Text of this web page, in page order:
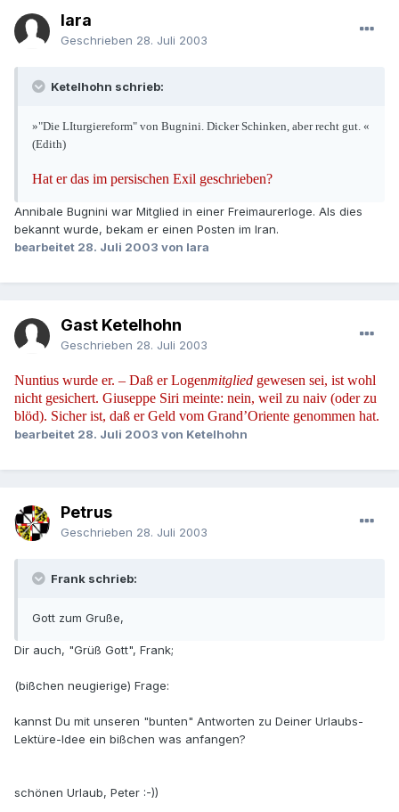
lara
Geschrieben 28. Juli 2003
Ketelhohn schrieb:
»"Die LIturgiereform" von Bugnini. Dicker Schinken, aber recht gut. «
(Edith)
Hat er das im persischen Exil geschrieben?
Annibale Bugnini war Mitglied in einer Freimaurerloge. Als dies
bekannt wurde, bekam er einen Posten im Iran.
bearbeitet 28. Juli 2003 von lara
Gast Ketelhohn
Geschrieben 28. Juli 2003
Nuntius wurde er. – Daß er Logenmitglied gewesen sei, ist wohl
nicht gesichert. Giuseppe Siri meinte: nein, weil zu naiv (oder zu
blöd). Sicher ist, daß er Geld vom Grand’Oriente genommen hat.
bearbeitet 28. Juli 2003 von Ketelhohn
Petrus
Geschrieben 28. Juli 2003
Frank schrieb:
Gott zum Gruße,
Dir auch, "Grüß Gott", Frank;
(bißchen neugierige) Frage:
kannst Du mit unseren "bunten" Antworten zu Deiner Urlaubs-
Lektüre-Idee ein bißchen was anfangen?
schönen Urlaub, Peter :-))